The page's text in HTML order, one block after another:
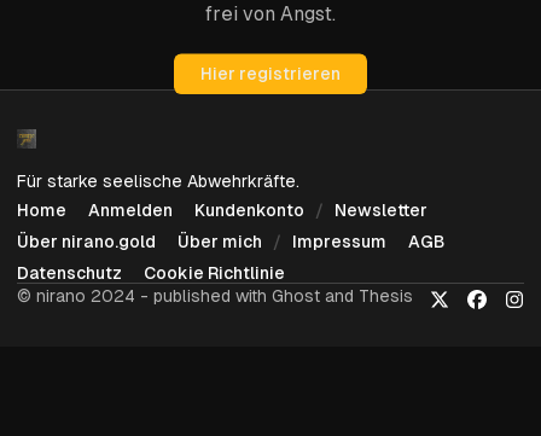
frei von Angst.
Hier registrieren
Für starke seelische Abwehrkräfte.
Home
Anmelden Kundenkonto
Newsletter
Über nirano.gold
Über mich Impressum
AGB
Datenschutz
Cookie Richtlinie
© nirano 2024 - published with Ghost and Thesis
X